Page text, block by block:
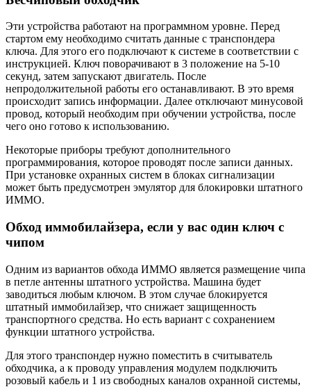
Эти устройства работают на программном уровне. Перед
стартом ему необходимо считать данные с транспондера
ключа. Для этого его подключают к системе в соответствии с
инструкцией. Ключ поворачивают в 3 положение на 5-10
секунд, затем запускают двигатель. После
непродолжительной работы его останавливают. В это время
происходит запись информации. Далее отключают минусовой
провод, который необходим при обучении устройства, после
чего оно готово к использованию.
Некоторые приборы требуют дополнительного
программирования, которое проводят после записи данных.
При установке охранных систем в блоках сигнализации
может быть предусмотрен эмулятор для блокировки штатного
ИММО.
Обход иммобилайзера, если у вас один ключ с
чипом
Одним из вариантов обхода ИММО является размещение чипа
в петле антенны штатного устройства. Машина будет
заводиться любым ключом. В этом случае блокируется
штатный иммобилайзер, что снижает защищенность
транспортного средства. Но есть вариант с сохранением
функции штатного устройства.
Для этого транспондер нужно поместить в считыватель
обходчика, а к проводу управления модулем подключить
розовый кабель и 1 из свободных каналов охранной системы,